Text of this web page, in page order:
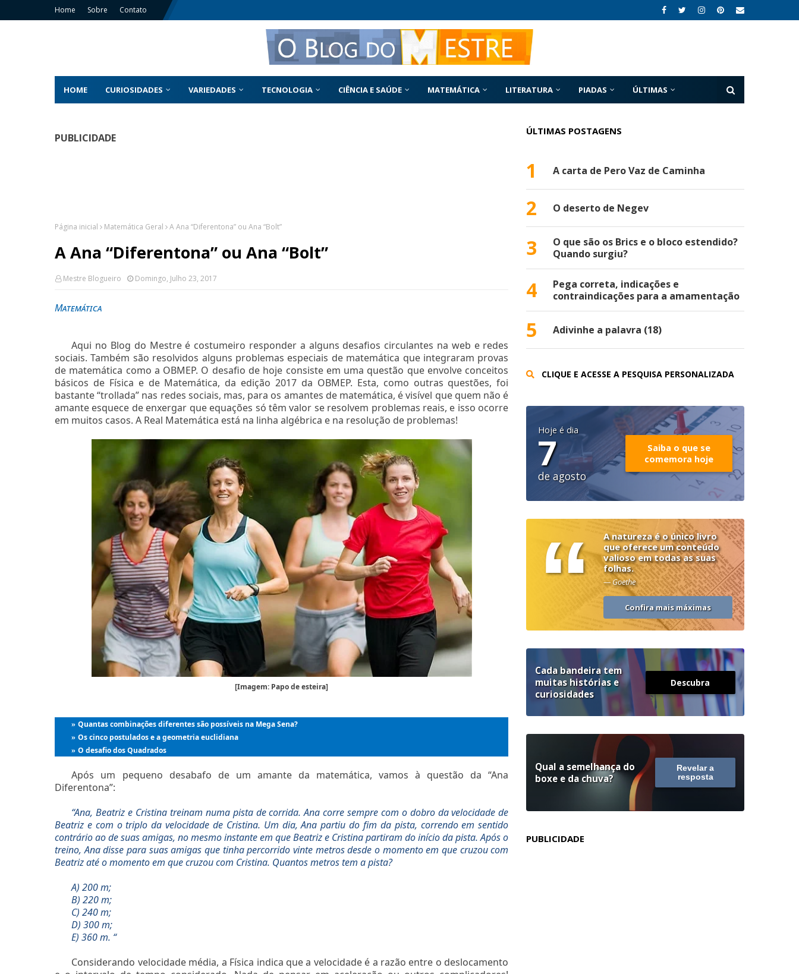
Home Sobre Contato
HOME CURIOSIDADES VARIEDADES TECNOLOGIA CIÊNCIA E SAÚDE MATEMÁTICA LITERATURA PIADAS ÚLTIMAS
PUBLICIDADE
Página inicial Matemática Geral A Ana “Diferentona” ou Ana “Bolt”
A Ana “Diferentona” ou Ana “Bolt”
Mestre Blogueiro Domingo, Julho 23, 2017
Matemática
Aqui no Blog do Mestre é costumeiro responder a alguns desafios circulantes na web e redes
sociais. Também são resolvidos alguns problemas especiais de matemática que integraram provas
de matemática como a OBMEP. O desafio de hoje consiste em uma questão que envolve conceitos
básicos de Física e de Matemática, da edição 2017 da OBMEP. Esta, como outras questões, foi
bastante “trollada” nas redes sociais, mas, para os amantes de matemática, é visível que quem não é
amante esquece de enxergar que equações só têm valor se resolvem problemas reais, e isso ocorre
em muitos casos. A Real Matemática está na linha algébrica e na resolução de problemas!
[Imagem: Papo de esteira]
» Quantas combinações diferentes são possíveis na Mega Sena?
» Os cinco postulados e a geometria euclidiana
» O desafio dos Quadrados
Após um pequeno desabafo de um amante da matemática, vamos à questão da “Ana
Diferentona”:
“Ana, Beatriz e Cristina treinam numa pista de corrida. Ana corre sempre com o dobro da velocidade de
Beatriz e com o triplo da velocidade de Cristina. Um dia, Ana partiu do fim da pista, correndo em sentido
contrário ao de suas amigas, no mesmo instante em que Beatriz e Cristina partiram do início da pista. Após o
treino, Ana disse para suas amigas que tinha percorrido vinte metros desde o momento em que cruzou com
Beatriz até o momento em que cruzou com Cristina. Quantos metros tem a pista?
A) 200 m;
B) 220 m;
C) 240 m;
D) 300 m;
E) 360 m. “
Considerando velocidade média, a Física indica que a velocidade é a razão entre o deslocamento
ÚLTIMAS POSTAGENS
1 A carta de Pero Vaz de Caminha
2 O deserto de Negev
3
O que são os Brics e o bloco estendido?
Quando surgiu?
4
Pega correta, indicações e
contraindicações para a amamentação
5 Adivinhe a palavra (18)
CLIQUE E ACESSE A PESQUISA PERSONALIZADA
Hoje é dia
7
de agosto
Saiba o que se
comemora hoje
“
A natureza é o único livro
que oferece um conteúdo
valioso em todas as suas
folhas.
— Goethe
Confira mais máximas
Cada bandeira tem
muitas histórias e
curiosidades
Descubra
Qual a semelhança do
boxe e da chuva?
Revelar a
resposta
PUBLICIDADE